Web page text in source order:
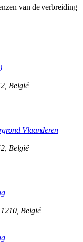
van de verbreiding
België
Vlaanderen
België
1210 België